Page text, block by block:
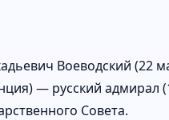
Воеводский (22
— русский адмирал
Совета.